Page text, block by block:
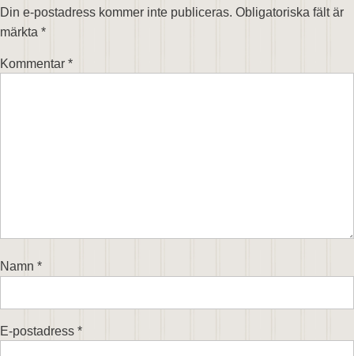
Din e-postadress kommer inte publiceras. Obligatoriska fält är
märkta *
Kommentar *
Namn *
E-postadress *